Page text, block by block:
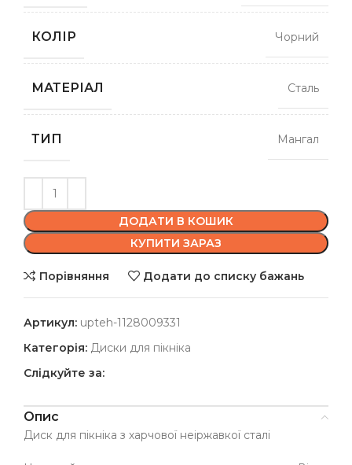
КОЛІР Чорний
МАТЕРІАЛ Сталь
ТИП Мангал
ДОДАТИ В КОШИК
КУПИТИ ЗАРАЗ
Порівняння Додати до списку бажань
Артикул: upteh-1128009331
Категорія: Диски для пікніка
Слідкуйте за:
Опис
Диск для пікніка з харчової неіржавкої сталі